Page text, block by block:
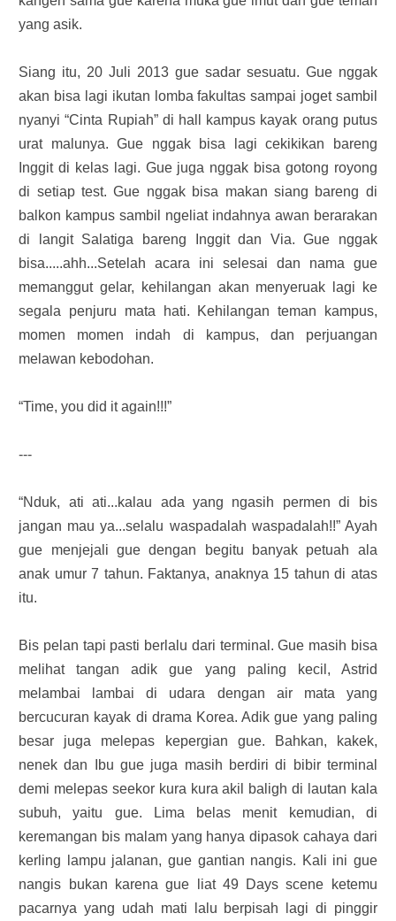
yang asik.
Siang itu, 20 Juli 2013 gue sadar sesuatu. Gue nggak
akan bisa lagi ikutan lomba fakultas sampai joget sambil
nyanyi “Cinta Rupiah” di hall kampus kayak orang putus
urat malunya. Gue nggak bisa lagi cekikikan bareng
Inggit di kelas lagi. Gue juga nggak bisa gotong royong
di setiap test. Gue nggak bisa makan siang bareng di
balkon kampus sambil ngeliat indahnya awan berarakan
di langit Salatiga bareng Inggit dan Via. Gue nggak
bisa.....ahh...Setelah acara ini selesai dan nama gue
memanggut gelar, kehilangan akan menyeruak lagi ke
segala penjuru mata hati. Kehilangan teman kampus,
momen momen indah di kampus, dan perjuangan
melawan kebodohan.
“Time, you did it again!!!”
---
“Nduk, ati ati...kalau ada yang ngasih permen di bis
jangan mau ya...selalu waspadalah waspadalah!!” Ayah
gue menjejali gue dengan begitu banyak petuah ala
anak umur 7 tahun. Faktanya, anaknya 15 tahun di atas
itu.
Bis pelan tapi pasti berlalu dari terminal. Gue masih bisa
melihat tangan adik gue yang paling kecil, Astrid
melambai lambai di udara dengan air mata yang
bercucuran kayak di drama Korea. Adik gue yang paling
besar juga melepas kepergian gue. Bahkan, kakek,
nenek dan Ibu gue juga masih berdiri di bibir terminal
demi melepas seekor kura kura akil baligh di lautan kala
subuh, yaitu gue. Lima belas menit kemudian, di
keremangan bis malam yang hanya dipasok cahaya dari
kerling lampu jalanan, gue gantian nangis. Kali ini gue
nangis bukan karena gue liat 49 Days scene ketemu
pacarnya yang udah mati lalu berpisah lagi di pinggir